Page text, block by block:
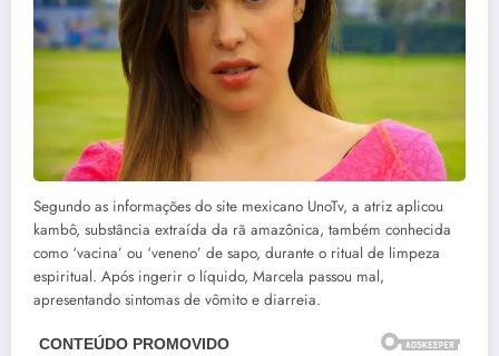
Segundo as informações do site mexicano UnoTv, a atriz aplicou
kambô, substância extraída da rã amazônica, também conhecida
como ‘vacina’ ou ‘veneno’ de sapo, durante o ritual de limpeza
espiritual. Após ingerir o líquido, Marcela passou mal,
apresentando sintomas de vômito e diarreia.